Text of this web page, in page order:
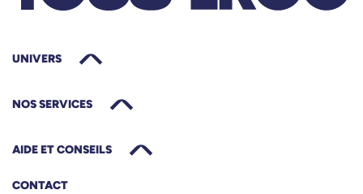
UNIVERS
NOS SERVICES
AIDE ET CONSEILS
CONTACT